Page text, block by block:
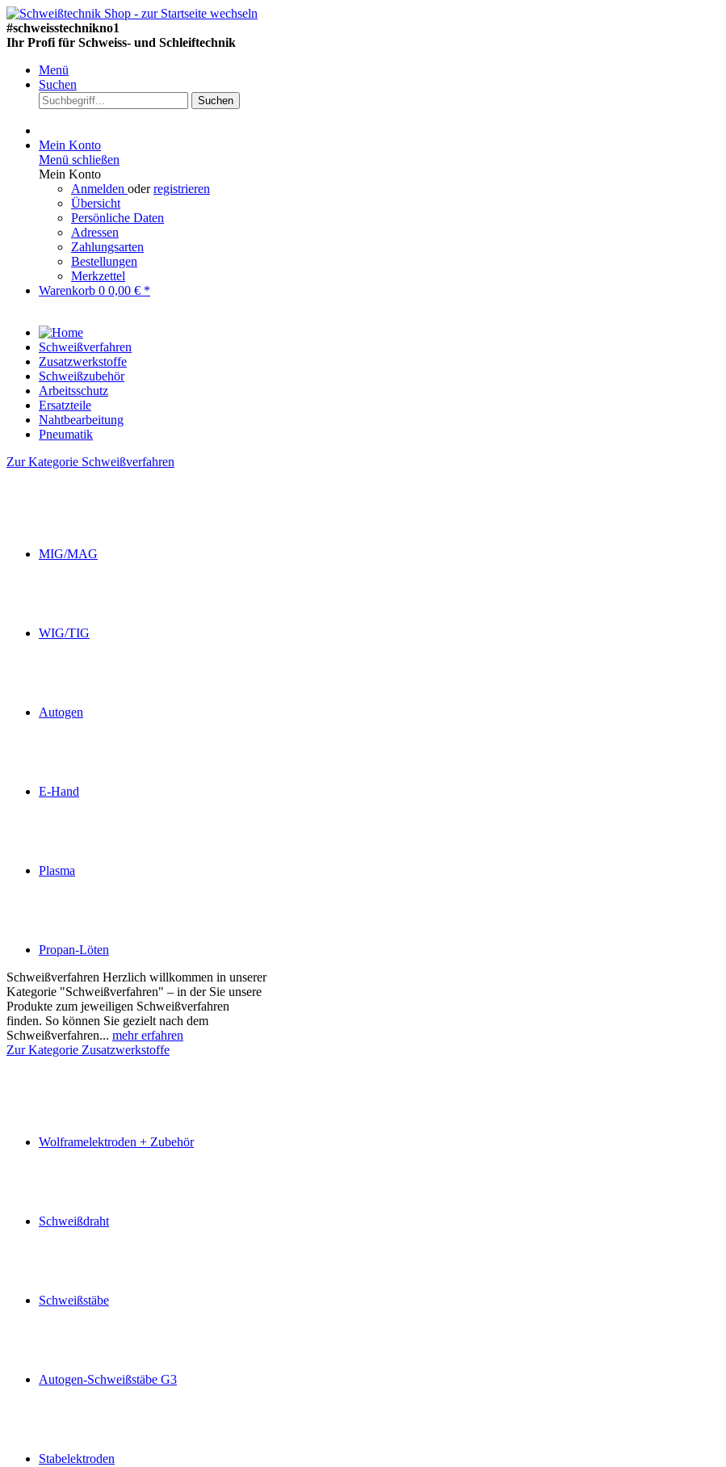
#schweisstechnikno1
Ihr Profi für Schweiss- und Schleiftechnik
Menü
Suchen
Suchen
Mein Konto
Menü schließen
Mein Konto
Anmelden oderregistrieren
Übersicht
Persönliche Daten
Adressen
Zahlungsarten
Bestellungen
Merkzettel
Warenkorb 0 0,00 € *
Schweißverfahren
Zusatzwerkstoffe
Schweißzubehör
Arbeitsschutz
Ersatzteile
Nahtbearbeitung
Pneumatik
Zur Kategorie Schweißverfahren
MIG/MAG
WIG/TIG
Autogen
E-Hand
Plasma
Propan-Löten
Schweißverfahren Herzlich willkommen in unserer
Kategorie "Schweißverfahren" – in der Sie unsere
Produkte zum jeweiligen Schweißverfahren
finden. So können Sie gezielt nach dem
Schweißverfahren... mehr erfahren
Zur Kategorie Zusatzwerkstoffe
Wolframelektroden + Zubehör
Schweißdraht
Schweißstäbe
Autogen-Schweißstäbe G3
Stabelektroden